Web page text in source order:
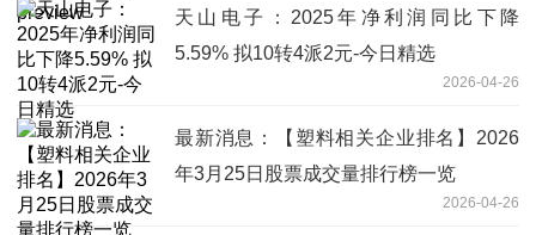
天山电子：2025年净利润同比下降
5.59% 拟10转4派2元-今日精选
2026-04-26
最新消息：【塑料相关企业排名】2026
年3月25日股票成交量排行榜一览
2026-04-26